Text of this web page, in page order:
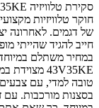
חוקר טלוויזיות
חייב להגיד שהייתי
טובה למדי, עם
בסצנות מורכבות. עם